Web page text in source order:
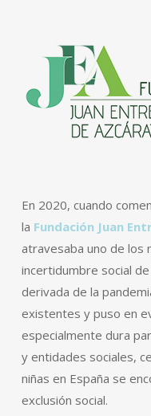
En 2020, cuando
la Fundación Juan
atravesaba uno de los
incertidumbre social
derivada de la
existentes y puso en
especialmente dura
y entidades sociales,
niñas en España se
exclusión social.